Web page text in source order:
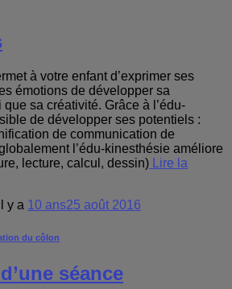
à votre enfant d’exprimer ses
émotions de développer sa
sa créativité. Grâce à l’édu-
de développer ses potentiels :
de communication de
l’édu-kinesthésie améliore
lecture, calcul, dessin) Lire la
y a 10 ans25 août 2016
du côlon
séance